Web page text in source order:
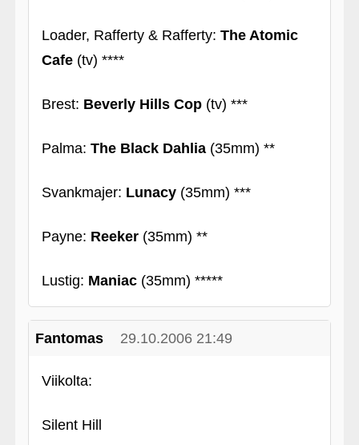
Loader, Rafferty & Rafferty: The Atomic
Cafe(tv) ****
Brest: Beverly Hills Cop(tv) ***
Palma: The Black Dahlia(35mm) **
Svankmajer: Lunacy(35mm) ***
Payne: Reeker(35mm) **
Lustig: Maniac(35mm) *****
Fantomas 29.10.2006 21:49
Viikolta:
Silent Hill